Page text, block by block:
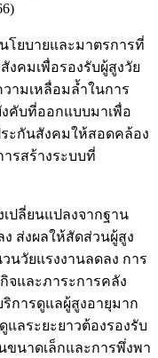
ยบายและมาตรการที่
งคมเพื่อรองรับผู้สูงวัย
ามเหลื่อมล้ำในการ
คับที่ออกแบบมาเพื่อ
ะกันสังคมให้สอดคล้อง
รสร้างระบบที่
ปลี่ยนแปลงจากฐาน
ส่งผลให้สัดส่วนผู้สูง
นวัยแรงงานลดลง การ
จและภาระการคลัง
การดูแลผู้สูงอายุมาก
ลระยะยาวต้องรองรับ
นาดเล็กและการพึ่งพา